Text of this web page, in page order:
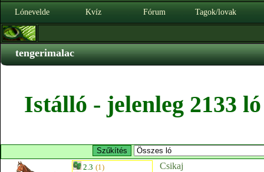
Lónevelde Kvíz Fórum Tagok/lovak
tengerimalac
Istálló - jelenleg 2133
2.3 (1)
Csikaj